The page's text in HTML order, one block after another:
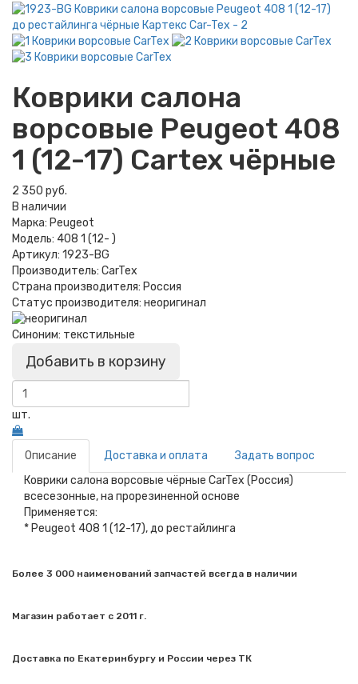
Коврики салона
ворсовые Peugeot 408
1 (12-17) Cartex чёрные
2 350 руб.
В наличии
Марка: Peugeot
Модель: 408 1 (12- )
Артикул: 1923-BG
Производитель: CarTex
Страна производителя: Россия
Статус производителя: неоригинал
Синоним: текстильные
Добавить в корзину
шт.
Описание Доставка и оплата
Задать вопрос
Коврики салона ворсовые чёрные CarTex (Россия)
всесезонные, на прорезиненной основе
Применяется:
* Peugeot 408 1 (12-17), до рестайлинга
Более 3 000 наименований запчастей всегда в наличии
Магазин работает с 2011 г.
Доставка по Екатеринбургу и России через ТК